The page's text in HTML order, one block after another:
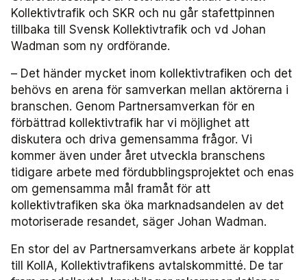
Försäljning
Järnväg
Kommunikation
Miljö­
Serviceresor
Tillgänglighet
Trafikutveckling
Trygghet och säkerhet
FRIDA miljö- och fordonsdatabas
Affärs­nätverket
Affärs­nätverket 2025
Affärs­nätverket 2024
Affärs­nätverket 2023
Affärs­nätverket 2022
Användargrupp Anbaro
Användargrupp förarcertifiering Buss
Nationellt material Buss
Lokalt material Buss
Användarträffar buss
Användargrupp förarcertifiering Serviceresor
Nationellt material Serviceresor
Lokalt material Serviceresor
Användarträffar
Användargrupp Kollbar
Biljettkontroll­nätverket
Biljettkontroll­nätverket 2026
Biljettkontroll­nätverket 2025
Bussdepå­nätverket
Bussdepå­nätverket 2025
Chefs­nätverket
Serviceresor
Personalförsörjning
Attraktivare kollektivtrafik­bransch
Frågor vi driver
Rapporter
Kollektivtrafikens bidrag till transportsektorns klimatmål
Remissvar
Aktiviteter och event
Almedalen
Persontrafik
A-Ö
Kontakta oss
Historik
Information om kundfakturor
Medlemszon
Stäng
Kollektivtrafik och SKR och nu går stafettpinnen
tillbaka till Svensk Kollektivtrafik och vd Johan
Wadman som ny ordförande.
– Det händer mycket inom kollektivtrafiken och det
behövs en arena för samverkan mellan aktörerna i
branschen. Genom Partnersamverkan för en
förbättrad kollektivtrafik har vi möjlighet att
diskutera och driva gemensamma frågor. Vi
kommer även under året utveckla branschens
tidigare arbete med fördubblingsprojektet och enas
om gemensamma mål framåt för att
kollektivtrafiken ska öka marknadsandelen av det
motoriserade resandet, säger Johan Wadman.
En stor del av Partnersamverkans arbete är kopplat
till KollA, Kollektivtrafikens avtalskommitté. De tar